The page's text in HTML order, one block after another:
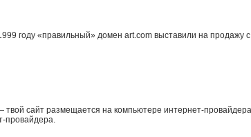
году «правильный» домен art.com выставили на
сайт размещается на компьютере интернет-
провайдера.